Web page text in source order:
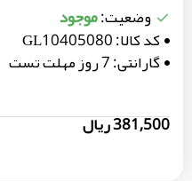
وضعیت:موجود
کد کالا:GL10405080
گارانتی:7 روز مهلت تست
381,500 ریال